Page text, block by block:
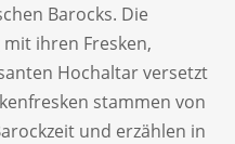
Barocks. Die
ihren Fresken,
Hochaltar versetzt
stammen von
und erzählen in